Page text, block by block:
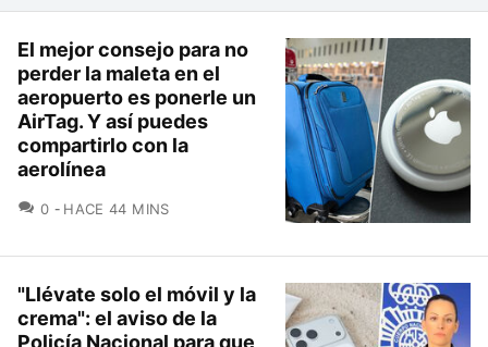
El mejor consejo para no
perder la maleta en el
aeropuerto es ponerle un
AirTag. Y así puedes
compartirlo con la
aerolínea
0 COMENTARIOS
HACE 44 MINS
"Llévate solo el móvil y la
crema": el aviso de la